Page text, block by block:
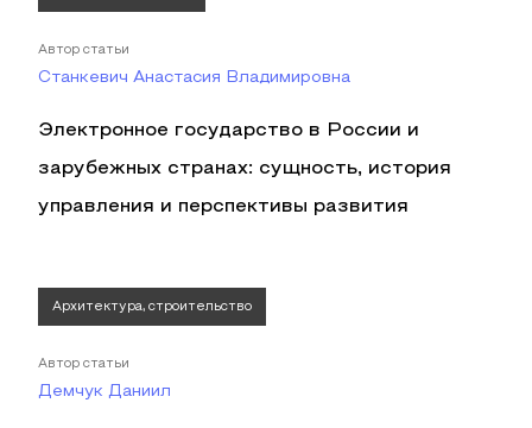
Автор статьи
Станкевич Анастасия Владимировна
Электронное государство в России и
зарубежных странах: сущность, история
управления и перспективы развития
Архитектура, строительство
Автор статьи
Демчук Даниил